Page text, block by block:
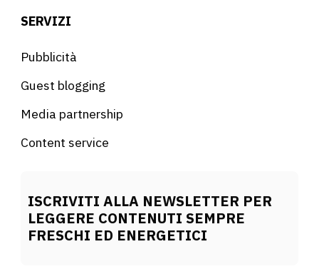
SERVIZI
Pubblicità
Guest blogging
Media partnership
Content service
ISCRIVITI ALLA NEWSLETTER PER
LEGGERE CONTENUTI SEMPRE
FRESCHI ED ENERGETICI